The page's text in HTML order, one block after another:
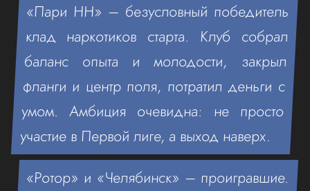
«Пари НН» – безусловный победитель
клад наркотиков старта. Клуб собрал
баланс опыта и молодости, закрыл
фланги и центр поля, потратил деньги с
умом. Амбиция очевидна: не просто
участие в Первой лиге, а выход наверх.
«Ротор» и «Челябинск» – проигравшие.